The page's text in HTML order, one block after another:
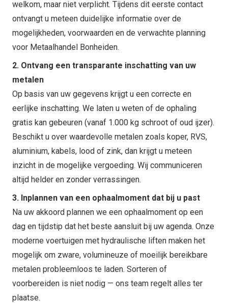
welkom, maar niet verplicht. Tijdens dit eerste contact
ontvangt u meteen duidelijke informatie over de
mogelijkheden, voorwaarden en de verwachte planning
voor Metaalhandel Bonheiden.
2. Ontvang een transparante inschatting van uw
metalen
Op basis van uw gegevens krijgt u een correcte en
eerlijke inschatting. We laten u weten of de ophaling
gratis kan gebeuren (vanaf 1.000 kg schroot of oud ijzer).
Beschikt u over waardevolle metalen zoals koper, RVS,
aluminium, kabels, lood of zink, dan krijgt u meteen
inzicht in de mogelijke vergoeding. Wij communiceren
altijd helder en zonder verrassingen.
3. Inplannen van een ophaalmoment dat bij u past
Na uw akkoord plannen we een ophaalmoment op een
dag en tijdstip dat het beste aansluit bij uw agenda. Onze
moderne voertuigen met hydraulische liften maken het
mogelijk om zware, volumineuze of moeilijk bereikbare
metalen probleemloos te laden. Sorteren of
voorbereiden is niet nodig — ons team regelt alles ter
plaatse.